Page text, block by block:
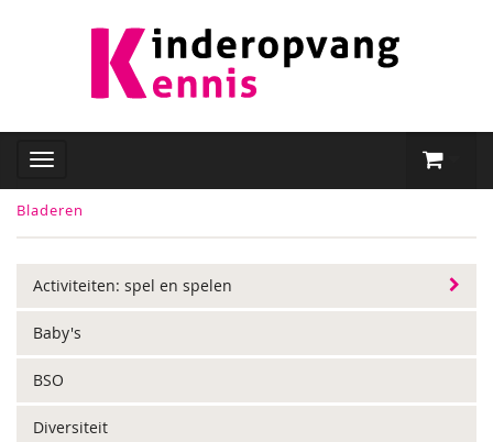
Bladeren
Activiteiten: spel en spelen
Baby's
BSO
Diversiteit